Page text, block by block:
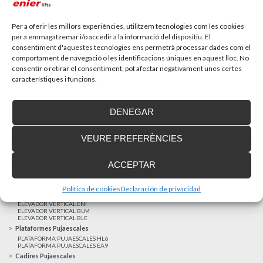
Per a oferir les millors experiències, utilitzem tecnologies com les cookies
per a emmagatzemar i/o accedir a la informació del dispositiu. El
consentiment d'aquestes tecnologies ens permetrà processar dades com el
comportament de navegació o les identificacions úniques en aquest lloc. No
consentir o retirar el consentiment, pot afectar negativament unes certes
característiques i funcions.
ACCEPTAR
DENEGAR
VEURE PREFERÈNCIES
Política de cookiesDeclaración de privacidad
MÉS NOTÍCIES
ELEVADOR UNIFAMILIAR EHP 05
Elevadors Verticals
ELEVADOR VERTICAL ENI
ELEVADOR VERTICAL BLM
ELEVADOR VERTICAL BLE
Plataformes Pujaescales
PLATAFORMA PUJAESCALES HL6
PLATAFORMA PUJAESCALES EA9
Cadires Pujaescales